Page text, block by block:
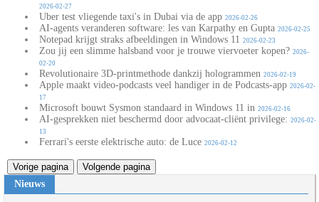
2026-02-27
Uber test vliegende taxi's in Dubai via de app 2026-02-26
AI-agents veranderen software: les van Karpathy en Gupta 2026-02-25
Notepad krijgt straks afbeeldingen in Windows 11 2026-02-23
Zou jij een slimme halsband voor je trouwe viervoeter kopen? 2026-
02-20
Revolutionaire 3D-printmethode dankzij hologrammen 2026-02-19
Apple maakt video-podcasts veel handiger in de Podcasts-app 2026-02-
17
Microsoft bouwt Sysmon standaard in Windows 11 in 2026-02-16
AI-gesprekken niet beschermd door advocaat-cliënt privilege: 2026-02-
13
Ferrari's eerste elektrische auto: de Luce 2026-02-12
Vorige pagina
Volgende pagina
Nieuws